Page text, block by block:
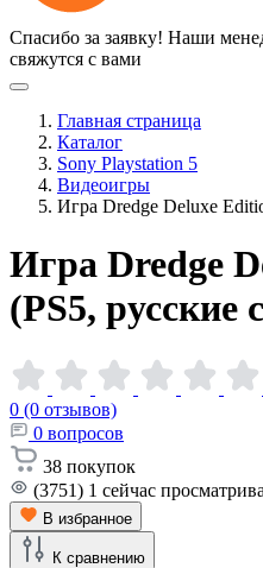
Спасибо за заявку! Наши
свяжутся с вами
Главная страница
Каталог
Sony Playstation 5
Видеоигры
Игра Dredge Deluxe
Игра Dredge
(PS5, русские
0 (0 отзывов)
0 вопросов
38 покупок
(3751) 1 сейчас
В избранное
К сравнению